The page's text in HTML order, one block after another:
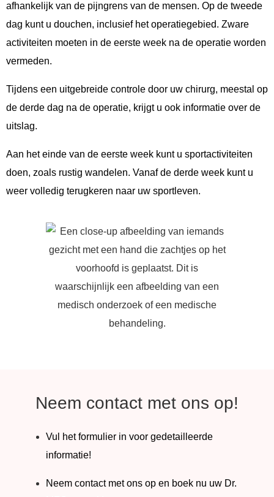
afhankelijk van de pijngrens van de mensen. Op de tweede
dag kunt u douchen, inclusief het operatiegebied. Zware
activiteiten moeten in de eerste week na de operatie worden
vermeden.
Tijdens een uitgebreide controle door uw chirurg, meestal op
de derde dag na de operatie, krijgt u ook informatie over de
uitslag.
Aan het einde van de eerste week kunt u sportactiviteiten
doen, zoals rustig wandelen. Vanaf de derde week kunt u
weer volledig terugkeren naar uw sportleven.
Neem contact met ons op!
Vul het formulier in voor gedetailleerde
informatie!
Neem contact met ons op en boek nu uw Dr.